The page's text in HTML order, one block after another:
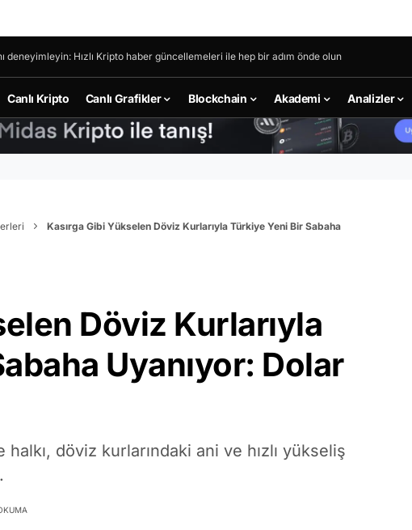
deneyimleyin: Hızlı Kripto haber güncellemeleri ile hep bir adım önde olun
Canlı Kripto Canlı Grafikler Blockchain Akademi Analizler
Kasırga Gibi Yükselen Döviz Kurlarıyla Türkiye Yeni Bir Sabaha
Döviz Kurlarıyla
Uyanıyor: Dolar
döviz kurlarındaki ani ve hızlı yükseliş